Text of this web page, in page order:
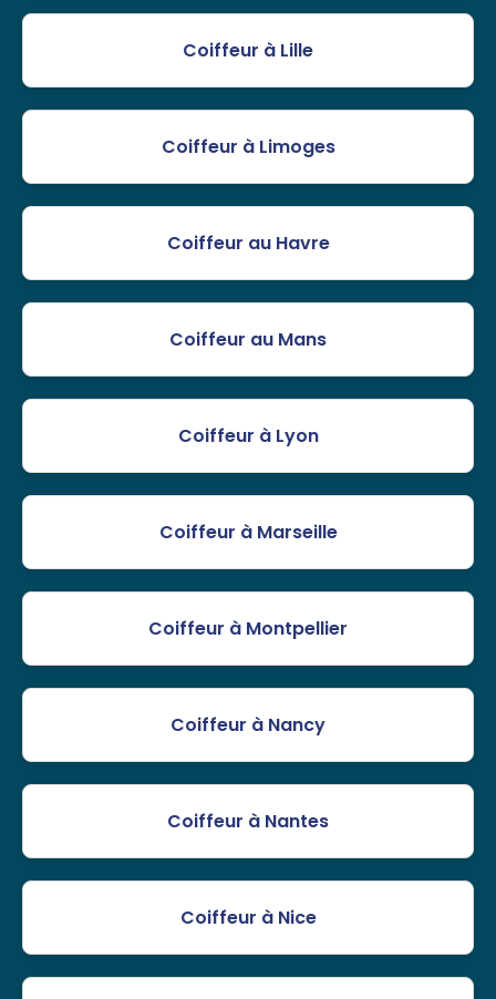
Coiffeur à Lille
Coiffeur à Limoges
Coiffeur au Havre
Coiffeur au Mans
Coiffeur à Lyon
Coiffeur à Marseille
Coiffeur à Montpellier
Coiffeur à Nancy
Coiffeur à Nantes
Coiffeur à Nice